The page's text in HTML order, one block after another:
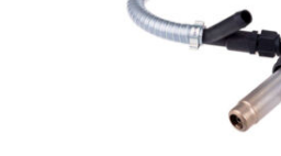
DETALLES